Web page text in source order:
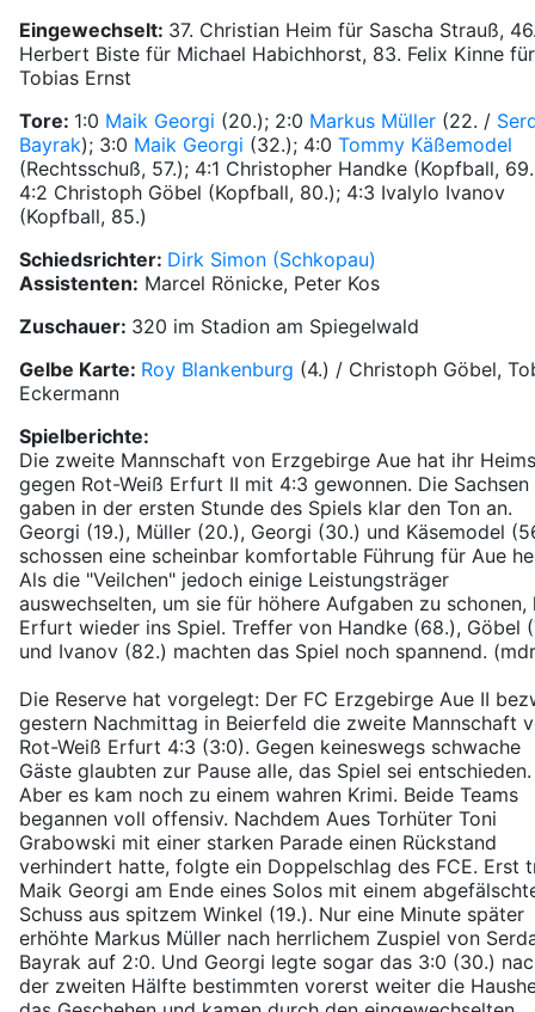
Eingewechselt: 37. Christian Heim für Sascha Strauß,
Herbert Biste für Michael Habichhorst, 83. Felix Kinne für
Tobias Ernst
Tore: 1:0 Maik Georgi (20.); 2:0 Markus Müller (22. /
Bayrak); 3:0 Maik Georgi (32.); 4:0 Tommy Käßemodel
(Rechtsschuß, 57.); 4:1 Christopher Handke (Kopfball,
4:2 Christoph Göbel (Kopfball, 80.); 4:3 Ivalylo Ivanov
(Kopfball, 85.)
Schiedsrichter: Dirk Simon (Schkopau)
Assistenten: Marcel Rönicke, Peter Kos
Zuschauer: 320 im Stadion am Spiegelwald
Gelbe Karte: Roy Blankenburg (4.) / Christoph Göbel,
Eckermann
Spielberichte:
Die zweite Mannschaft von Erzgebirge Aue hat ihr
gegen Rot-Weiß Erfurt II mit 4:3 gewonnen. Die Sachsen
gaben in der ersten Stunde des Spiels klar den Ton an.
Georgi (19.), Müller (20.), Georgi (30.) und Käsemodel
schossen eine scheinbar komfortable Führung für Aue
Als die "Veilchen" jedoch einige Leistungsträger
auswechselten, um sie für höhere Aufgaben zu schonen,
Erfurt wieder ins Spiel. Treffer von Handke (68.), Göbel
und Ivanov (82.) machten das Spiel noch spannend.
Die Reserve hat vorgelegt: Der FC Erzgebirge Aue II
gestern Nachmittag in Beierfeld die zweite Mannschaft
Rot-Weiß Erfurt 4:3 (3:0). Gegen keineswegs schwache
Gäste glaubten zur Pause alle, das Spiel sei entschieden.
Aber es kam noch zu einem wahren Krimi. Beide Teams
begannen voll offensiv. Nachdem Aues Torhüter Toni
Grabowski mit einer starken Parade einen Rückstand
verhindert hatte, folgte ein Doppelschlag des FCE. Erst
Maik Georgi am Ende eines Solos mit einem
Schuss aus spitzem Winkel (19.). Nur eine Minute später
erhöhte Markus Müller nach herrlichem Zuspiel von
Bayrak auf 2:0. Und Georgi legte sogar das 3:0 (30.)
der zweiten Hälfte bestimmten vorerst weiter die